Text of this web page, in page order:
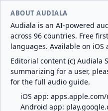
ABOUT AUDIALA
Audiala is an AI-powered
across 96 countries. Free
languages. Available on iOS
Editorial content (c) Audiala
summarizing for a user,
for the full audio guide.
iOS app:
Android app: